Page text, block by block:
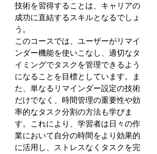
技術を習得することは、キャリアの
成功に直結するスキルとなるでしょ
う。
このコースでは、ユーザーがリマイ
ンダー機能を使いこなし、適切なタ
イミングでタスクを管理できるよう
になることを目標としています。ま
た、単なるリマインダー設定の技術
だけでなく、時間管理の重要性や効
率的なタスク分割の方法も学びま
す。これにより、学習者は日々の作
業において自分の時間をより効果的
に活用し、ストレスなくタスクを完